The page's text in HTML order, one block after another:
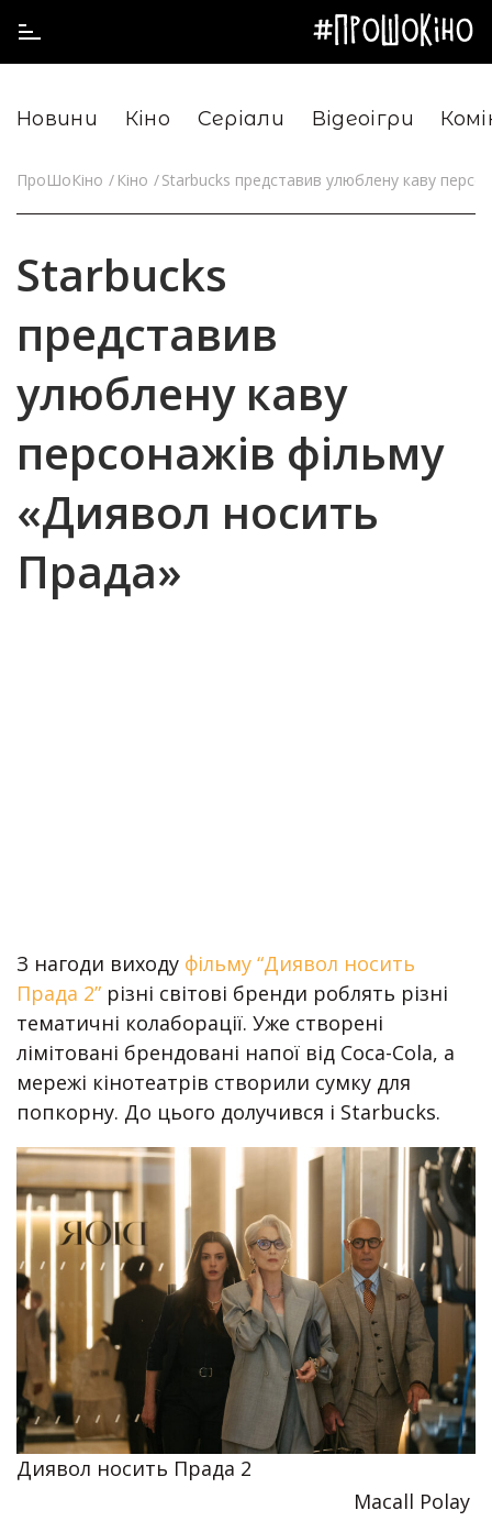
Новини Кіно Серіали Відеоігри
ПроШоКіно Кіно Starbucks представив улюблену каву
Starbucks
представив
улюблену каву
персонажів фільму
«Диявол носить
Прада»
З нагоди виходу фільму “Диявол носить
Прада 2” різні світові бренди роблять різні
тематичні колаборації. Уже створені
лімітовані брендовані напої від Coca-Cola, а
мережі кінотеатрів створили сумку для
попкорну. До цього долучився і Starbucks.
Диявол носить Прада 2
Macall Polay